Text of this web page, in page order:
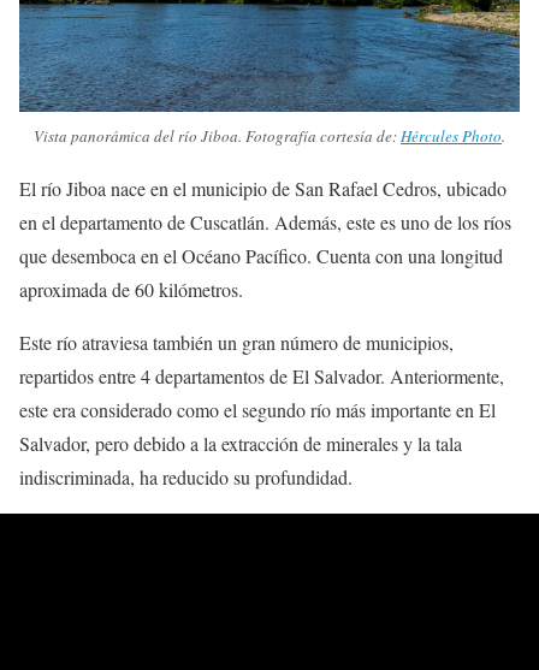
Vista panorámica del río Jiboa. Fotografía cortesía de:Hércules Photo.
El río Jiboa nace en el municipio de San Rafael Cedros, ubicado
en el departamento de Cuscatlán. Además, este es uno de los ríos
que desemboca en el Océano Pacífico. Cuenta con una longitud
aproximada de 60 kilómetros.
Este río atraviesa también un gran número de municipios,
repartidos entre 4 departamentos de El Salvador. Anteriormente,
este era considerado como el segundo río más importante en El
Salvador, pero debido a la extracción de minerales y la tala
indiscriminada, ha reducido su profundidad.